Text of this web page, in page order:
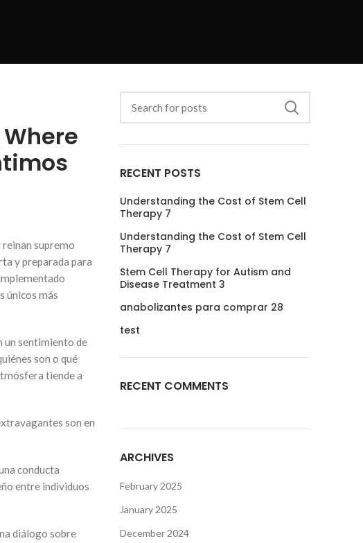
supremo
y preparada para
únicos más
un sentimiento de
son o qué
tiende a
son en
conducta
entre individuos
diálogo sobre
RECENT POSTS
Understanding the Cost of Stem Cell
Therapy 7
Understanding the Cost of Stem Cell
Therapy 7
Stem Cell Therapy for Autism and
Disease Treatment 3
anabolizantes para comprar 28
test
RECENT COMMENTS
ARCHIVES
February 2025
January 2025
December 2024